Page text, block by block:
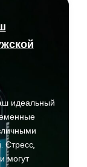
идеальный
Стресс,
могут